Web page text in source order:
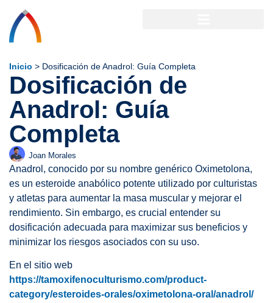
Inicio > Dosificación de Anadrol: Guía Completa
Dosificación de
Anadrol: Guía
Completa
Joan Morales
Anadrol, conocido por su nombre genérico Oximetolona,
es un esteroide anabólico potente utilizado por culturistas
y atletas para aumentar la masa muscular y mejorar el
rendimiento. Sin embargo, es crucial entender su
dosificación adecuada para maximizar sus beneficios y
minimizar los riesgos asociados con su uso.
En el sitio web
https://tamoxifenoculturismo.com/product-
category/esteroides-orales/oximetolona-oral/anadrol/